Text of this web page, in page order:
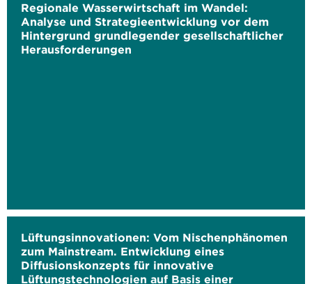
Regionale Wasserwirtschaft im Wandel:
Analyse und Strategieentwicklung vor dem
Hintergrund grundlegender gesellschaftlicher
Herausforderungen
Lüftungsinnovationen: Vom Nischenphänomen
zum Mainstream. Entwicklung eines
Diffusionskonzepts für innovative
Lüftungstechnologien auf Basis einer